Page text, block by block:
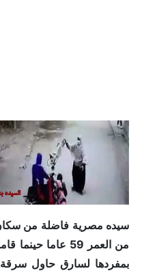
سيده مصرية فاضلة من
من العمر 59
بمفردها لسارق حاول